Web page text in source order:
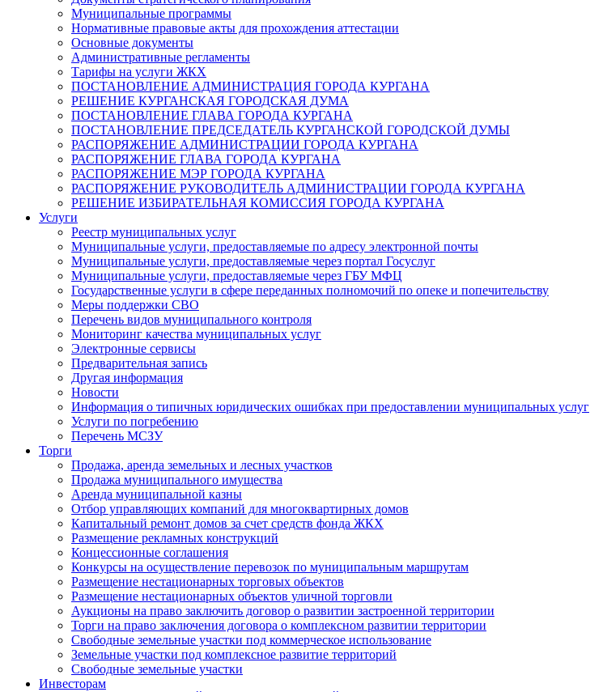
Муниципальные программы
Нормативные правовые акты для прохождения аттестации
Основные документы
Административные регламенты
Тарифы на услуги ЖКХ
ПОСТАНОВЛЕНИЕ АДМИНИСТРАЦИЯ ГОРОДА КУРГАНА
РЕШЕНИЕ КУРГАНСКАЯ ГОРОДСКАЯ ДУМА
ПОСТАНОВЛЕНИЕ ГЛАВА ГОРОДА КУРГАНА
ПОСТАНОВЛЕНИЕ ПРЕДСЕДАТЕЛЬ КУРГАНСКОЙ ГОРОДСКОЙ ДУМЫ
РАСПОРЯЖЕНИЕ АДМИНИСТРАЦИИ ГОРОДА КУРГАНА
РАСПОРЯЖЕНИЕ ГЛАВА ГОРОДА КУРГАНА
РАСПОРЯЖЕНИЕ МЭР ГОРОДА КУРГАНА
РАСПОРЯЖЕНИЕ РУКОВОДИТЕЛЬ АДМИНИСТРАЦИИ ГОРОДА КУРГАНА
РЕШЕНИЕ ИЗБИРАТЕЛЬНАЯ КОМИССИЯ ГОРОДА КУРГАНА
Услуги
Реестр муниципальных услуг
Муниципальные услуги, предоставляемые по адресу электронной почты
Муниципальные услуги, предоставляемые через портал Госуслуг
Муниципальные услуги, предоставляемые через ГБУ МФЦ
Государственные услуги в сфере переданных полномочий по опеке и попечительству
Меры поддержки СВО
Перечень видов муниципального контроля
Мониторинг качества муниципальных услуг
Электронные сервисы
Предварительная запись
Другая информация
Новости
Информация о типичных юридических ошибках при предоставлении муниципальных услуг
Услуги по погребению
Перечень МСЗУ
Торги
Продажа, аренда земельных и лесных участков
Продажа муниципального имущества
Аренда муниципальной казны
Отбор управляющих компаний для многоквартирных домов
Капитальный ремонт домов за счет средств фонда ЖКХ
Размещение рекламных конструкций
Концессионные соглашения
Конкурсы на осуществление перевозок по муниципальным маршрутам
Размещение нестационарных торговых объектов
Размещение нестационарных объектов уличной торговли
Аукционы на право заключить договор о развитии застроенной территории
Торги на право заключения договора о комплексном развитии территории
Свободные земельные участки под коммерческое использование
Земельные участки под комплексное развитие территорий
Свободные земельные участки
Инвесторам